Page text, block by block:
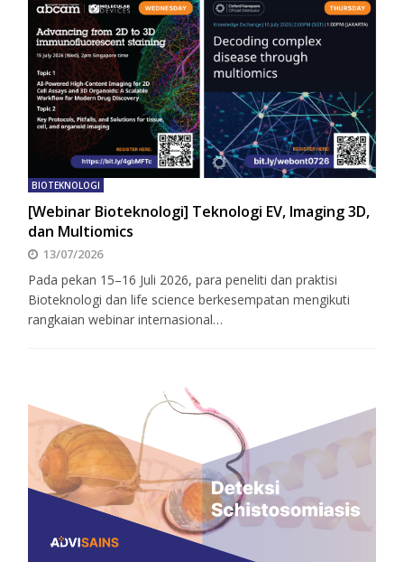
BIOTEKNOLOGI
[Webinar Bioteknologi] Teknologi EV, Imaging 3D,
dan Multiomics
13/07/2026
Pada pekan 15–16 Juli 2026, para peneliti dan praktisi
Bioteknologi dan life science berkesempatan mengikuti
rangkaian webinar internasional…